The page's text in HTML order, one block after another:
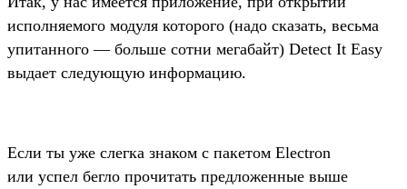
исполня­емо­го модуля которо­го (надо ска­зать, весь­ма
упи­тан­ного — боль­ше сот­ни мегабайт) Detect It Easy
выда­ет сле­дующую информа­цию.
Ес­ли ты уже слег­ка зна­ком с пакетом Electron
или успел бег­ло про­читать пред­ложен­ные выше